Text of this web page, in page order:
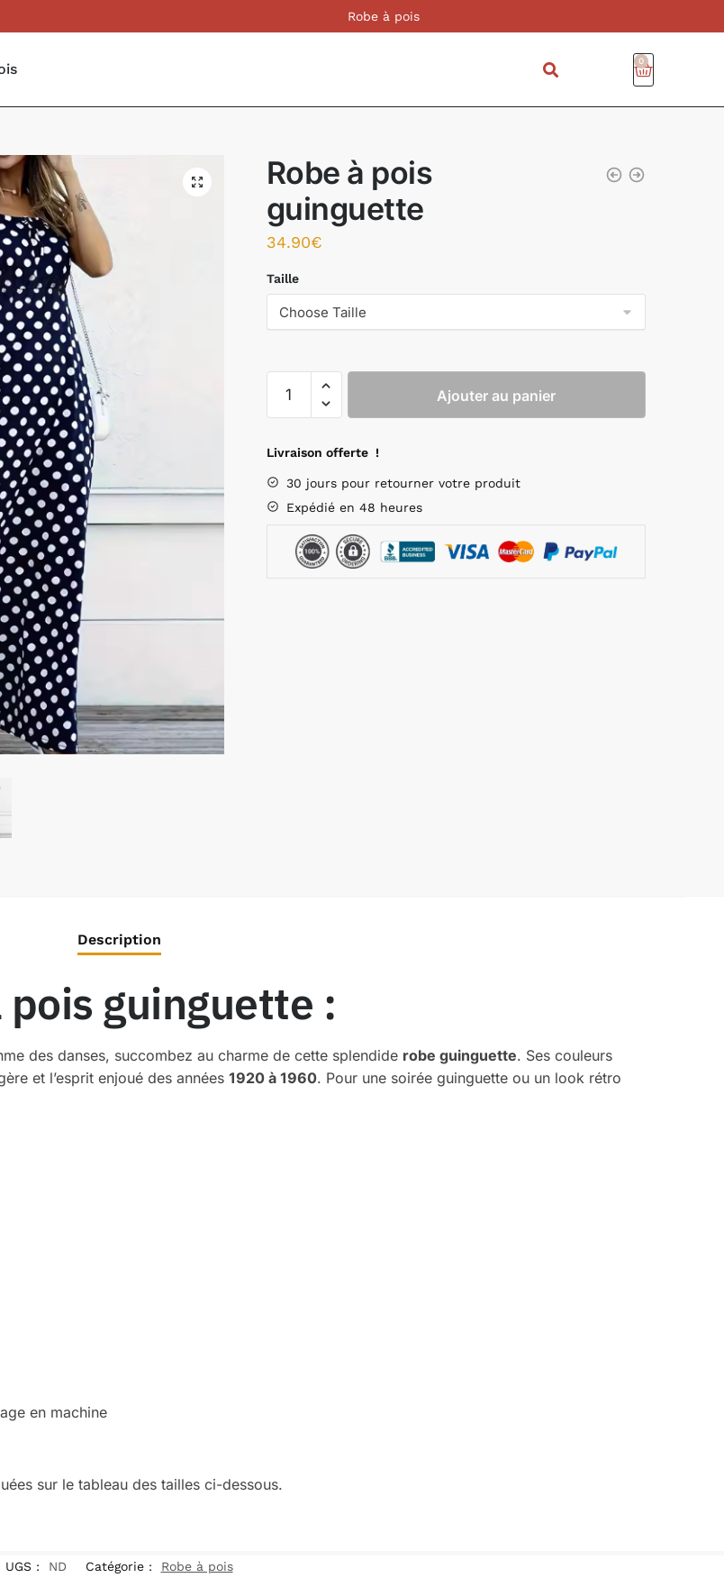
Robe à pois
0
Robe à pois
guinguette
34.90€
Taille
Ajouter au panier
Livraison offerte !
30 jours pour retourner votre produit
Expédié en 48 heures
Description
guinguette :
des danses, succombez au charme de cette splendide robe guinguette. Ses couleurs
et l’esprit enjoué des années1920 à 1960. Pour une soirée guinguette ou un look rétro
en machine
sur le tableau des tailles ci-dessous.
UGS : ND Catégorie : Robe à pois